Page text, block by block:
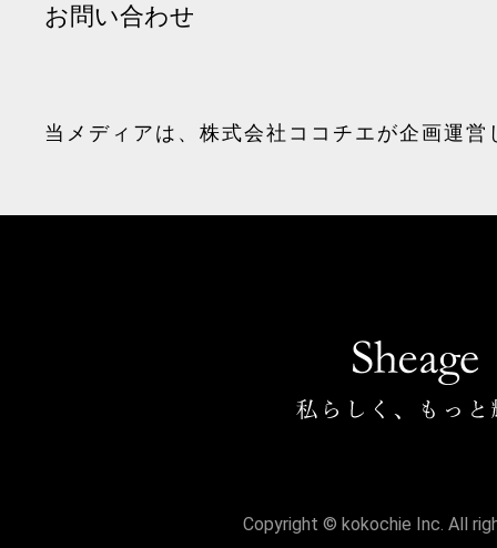
お問い合わせ
当メディアは、 株式会社ココチエが企画運営
Copyright © kokochie Inc. All